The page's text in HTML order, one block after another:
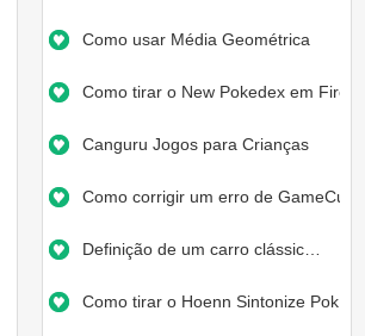
Como usar Média Geométrica
Como tirar o New Pokedex em Fire…
Canguru Jogos para Crianças
Como corrigir um erro de GameCub…
Definição de um carro clássic…
Como tirar o Hoenn Sintonize Pok…